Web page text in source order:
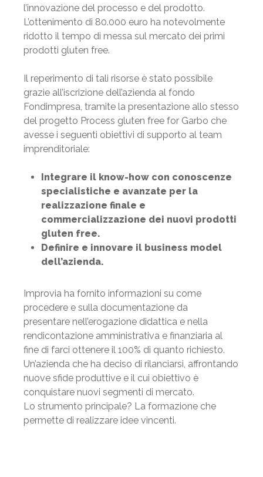
l’innovazione del processo e del prodotto.
L’ottenimento di 80.000 euro ha notevolmente
ridotto il tempo di messa sul mercato dei primi
prodotti gluten free.
Il reperimento di tali risorse è stato possibile
grazie all’iscrizione dell’azienda al fondo
Fondimpresa, tramite la presentazione allo stesso
del progetto Process gluten free for Garbo che
avesse i seguenti obiettivi di supporto al team
imprenditoriale:
Integrare il know-how con conoscenze
specialistiche e avanzate per la
realizzazione finale e
commercializzazione dei nuovi prodotti
gluten free.
Definire e innovare il business model
dell’azienda.
Improvia ha fornito informazioni su come
procedere e sulla documentazione da
presentare nell’erogazione didattica e nella
rendicontazione amministrativa e finanziaria al
fine di farci ottenere il 100% di quanto richiesto.
Un’azienda che ha deciso di rilanciarsi, affrontando
nuove sfide produttive e il cui obiettivo è
conquistare nuovi segmenti di mercato.
Lo strumento principale? La formazione che
permette di realizzare idee vincenti.